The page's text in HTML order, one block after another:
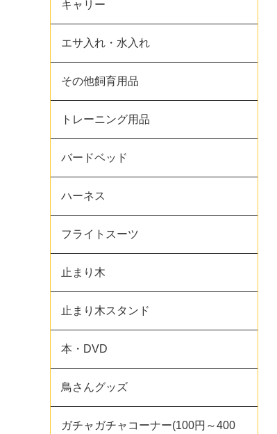
キャリー
エサ入れ・水入れ
その他飼育用品
トレーニング用品
バードベッド
ハーネス
フライトスーツ
止まり木
止まり木スタンド
本・DVD
鳥さんグッズ
ガチャガチャコーナー(100円～400